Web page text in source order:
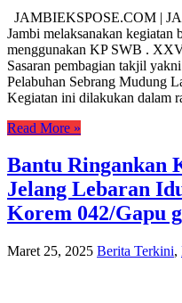
JAMBIEKSPOSE.COM |
Jambi melaksanakan kegiatan
menggunakan KP SWB .
Sasaran pembagian takjil
Pelabuhan Sebrang Mudung
Kegiatan ini dilakukan dalam
Read More »
Bantu Ringankan
Jelang Lebaran
Korem 042/Gapu
Maret 25, 2025 Berita Terkini,